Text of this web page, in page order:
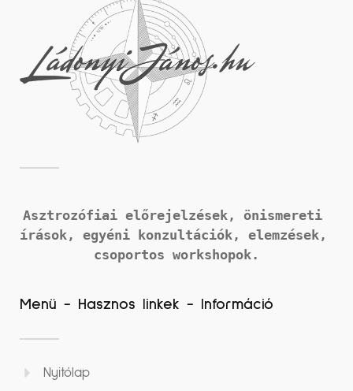
Asztrozófiai előrejelzések, önismereti
írások,
csoportos workshopok.
Menü - Hasznos linkek - Információ
Nyitólap